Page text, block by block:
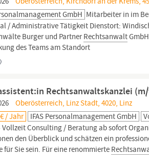
GmbH Mitarbeiter in im
/ Administrative Tätigkeit Dienstort:
Burger und PartnerRechtsanwalt
des Teams am Standort
Rechtsanwaltskanzlei
Oberösterreich, Linz Stadt, 4020, Linz
/ Jahr
IFAS Personalmanagement GmbH
Vollzeit Consulting / Beratung ab sofort
den Überblick und schätzen ein
für Sie sein. Für eine renommierte